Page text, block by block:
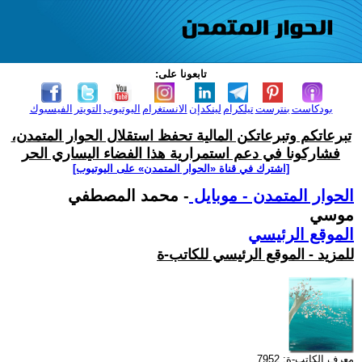
تابعونا على:
الفيسبوك التويتر اليوتيوب الانستغرام لينكدإن تيلكرامبنترست بودكاست
تبرعاتكم وتبرعاتكن المالية تحفظ استقلال الحوار المتمدن،
فشاركونا في دعم استمرارية هذا الفضاء اليساري الحر
[اشترك في قناة ‫«الحوار المتمدن» على اليوتيوب]
الحوار المتمدن - موبايل - محمد المصطفي
موسي
الموقع الرئيسي
للمزيد - الموقع الرئيسي للكاتب-ة
معرف الكاتب-ة: 7952